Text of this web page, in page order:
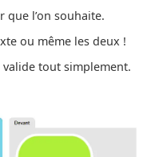
que l’on souhaite.
ou même les deux !
tout simplement.